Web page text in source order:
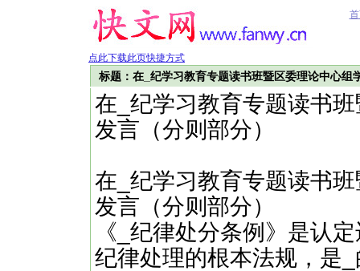
点此下载此页快捷方式
标题：在_纪学习教育专题读书班暨区委理论中心组
在_纪学习教育专题读书
发言（分则部分）
在_纪学习教育专题读书
发言（分则部分）
《_纪律处分条例》是认
纪律处理的根本法规，是